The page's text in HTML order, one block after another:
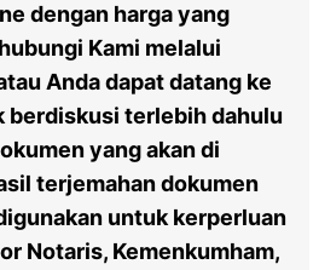
dengan harga yang
Kami melalui
Anda dapat datang ke
berdiskusi terlebih dahulu
yang akan di
terjemahan dokumen
untuk kerperluan
Notaris, Kemenkumham,